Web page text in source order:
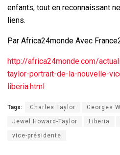
enfants, tout en reconnaissant
liens.
Par Africa24monde Avec
http://africa24monde.com/
taylor-portrait-de-la-nouvelle-
liberia.html
Tags: Charles Taylor Georges
Jewel Howard-Taylor Liberia
vice-présidente